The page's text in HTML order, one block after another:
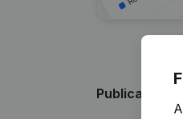
Publications